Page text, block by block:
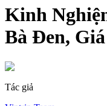
Kinh
Bà Đen,
Tác giả